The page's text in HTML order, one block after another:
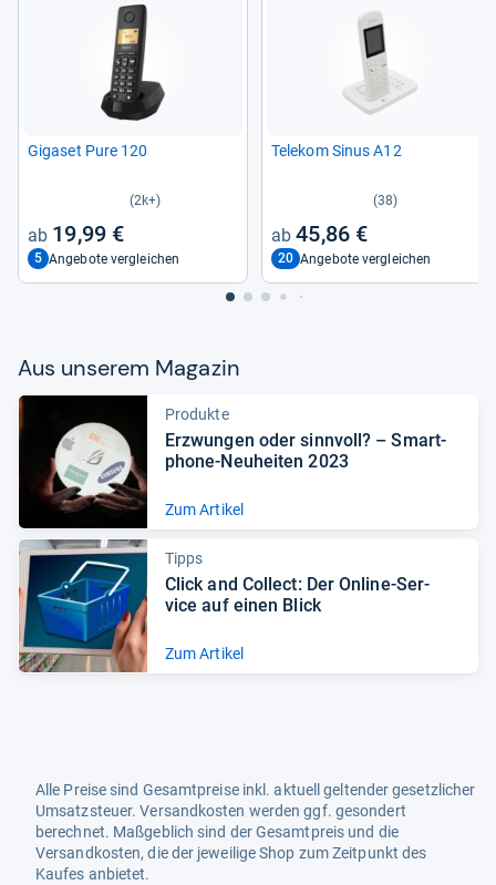
Giga­set Pure 120
(2k+)
19,99 €
5 Angebote vergleichen
Tele­kom Sinus A12
(38)
45,86 €
20 Angebote vergleichen
Aus unse­rem Maga­zin
Produkte
Erzwun­gen oder sinn­voll? – Smart­
phone-​Neu­hei­ten 2023
Zum Artikel
Tipps
Click and Col­lect: Der Online-​Ser­
vice auf einen Blick
Zum Artikel
Alle Preise sind Gesamtpreise inkl. aktuell geltender gesetzlicher
Umsatzsteuer. Versandkosten werden ggf. gesondert
berechnet. Maßgeblich sind der Gesamtpreis und die
Versandkosten, die der jeweilige Shop zum Zeitpunkt des
Kaufes anbietet.